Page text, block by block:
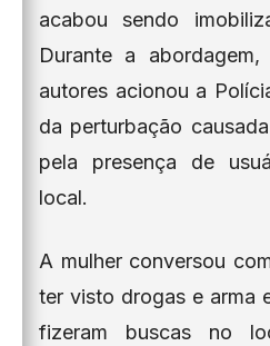
acabou sendo
Durante a
autores acionou a
da perturbação
pela presença de
local.
A mulher conversou
ter visto drogas e arma
fizeram buscas no